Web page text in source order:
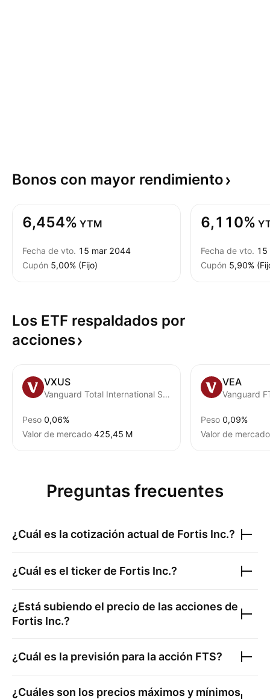
Bonos con mayor rendimiento
6,454% YTM
Fecha de vto. 15 mar 2044
Cupón 5,00% (Fijo)
6,110%
Fecha de vto. 15
Cupón 5,90%
Los ETF respaldados por
acciones
VXUS
Vanguard Total International Stock ETF
Peso 0,06%
Valor de mercado ‪425,45 M‬
VEA
Peso 0,09%
Valor de mercado
Preguntas frecuentes
¿Cuál es la cotización actual de Fortis Inc.?
¿Cuál es el ticker de Fortis Inc.?
¿Está subiendo el precio de las acciones de
Fortis Inc.?
¿Cuál es la previsión para la acción FTS?
¿Cuáles son los precios máximos y mínimos